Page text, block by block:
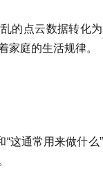
的点云数据转化
家庭的生活规律。
这通常用来做什么